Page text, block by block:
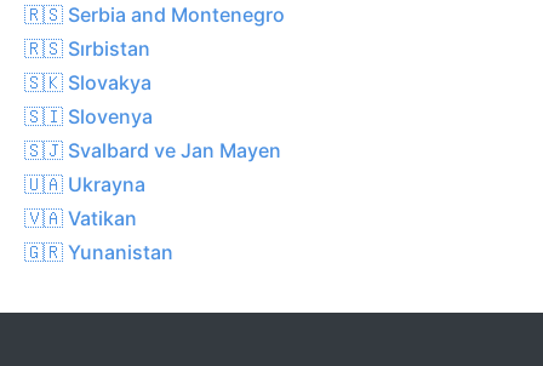
🇷🇸 Serbia and Montenegro
🇷🇸 Sırbistan
🇸🇰 Slovakya
🇸🇮 Slovenya
🇸🇯 Svalbard ve Jan Mayen
🇺🇦 Ukrayna
🇻🇦 Vatikan
🇬🇷 Yunanistan